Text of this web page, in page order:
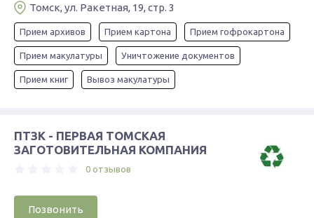
Томск, ул. Ракетная, 19, стр. 3
Прием архивов Прием картона Прием гофрокартона
Прием макулатуры Уничтожение документов
Прием книг Вывоз макулатуры
ПТЗК - ПЕРВАЯ ТОМСКАЯ
ЗАГОТОВИТЕЛЬНАЯ КОМПАНИЯ
0 отзывов
Позвонить